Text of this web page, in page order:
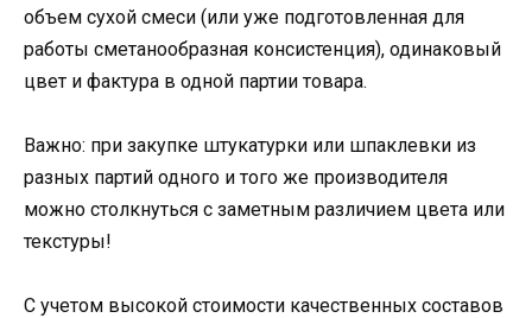
объем сухой смеси (или уже подготовленная для
работы сметанообразная консистенция), одинаковый
цвет и фактура в одной партии товара.
Важно: при закупке штукатурки или шпаклевки из
разных партий одного и того же производителя
можно столкнуться с заметным различием цвета или
текстуры!
С учетом высокой стоимости качественных составов